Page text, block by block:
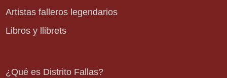
Artistas falleros legendarios
Libros y llibrets
¿Qué es Distrito Fallas?